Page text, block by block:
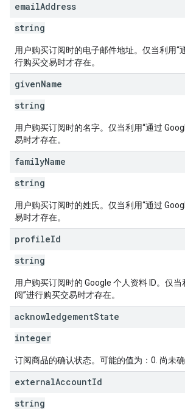
emailAddress
string
用户购买订阅时的电子邮件地址。仅当利用“
行购买交易时才存在。
givenName
string
用户购买订阅时的名字。仅当利用“通过
易时才存在。
familyName
string
用户购买订阅时的姓氏。仅当利用“通过
易时才存在。
profileId
string
用户购买订阅时的 Google 个人资料 ID。仅当
阅”进行购买交易时才存在。
acknowledgementState
integer
订阅商品的确认状态。可能的值为：0. 尚未
externalAccountId
string